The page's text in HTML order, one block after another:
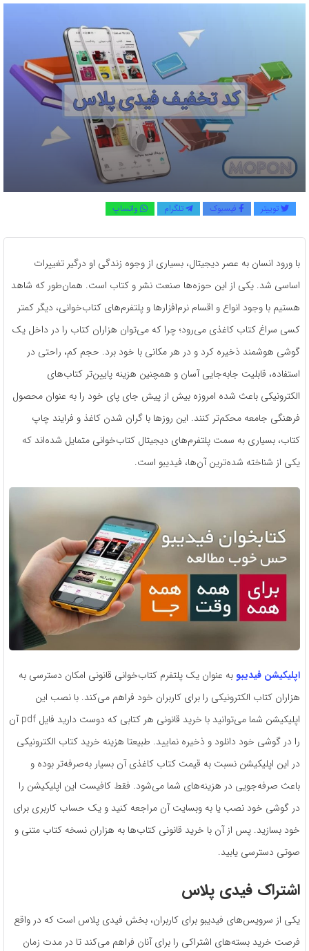
توییتر فیسبوک تلگرام واتساپ
با ورود انسان به عصر دیجیتال، بسیاری از وجوه زندگی او درگیر تغییرات
اساسی شد. یکی از این حوزه‌ها صنعت نشر و کتاب است. همان‌طور که شاهد
هستیم با وجود انواع و اقسام نرم‌افزارها و پلتفرم‌های کتاب‌خوانی، دیگر کمتر
کسی سراغ کتاب کاغذی می‌رود؛ چرا که می‌توان هزاران کتاب را در داخل یک
گوشی هوشمند ذخیره کرد و در هر مکانی با خود برد. حجم کم، راحتی در
استفاده، قابلیت جابه‌جایی آسان و همچنین هزینه پایین‌تر کتاب‌های
الکترونیکی باعث شده امروزه بیش از پیش جای پای خود را به عنوان محصول
فرهنگی جامعه محکم‌تر کنند. این روزها با گران شدن کاغذ و فرایند چاپ
کتاب، بسیاری به سمت پلتفرم‌های دیجیتال کتاب‌خوانی متمایل شده‌اند که
یکی از شناخته شده‌ترین آن‌ها، فیدیبو است.
اپلیکیشن فیدیبوبه عنوان یک پلتفرم کتاب‌خوانی قانونی امکان دسترسی به
هزاران کتاب الکترونیکی را برای کاربران خود فراهم می‌کند. با نصب این
اپلیکیشن شما می‌توانید با خرید قانونی هر کتابی که دوست دارید فایل pdf آن
را در گوشی خود دانلود و ذخیره نمایید. طبیعتا هزینه خرید کتاب الکترونیکی
در این اپلیکیشن نسبت به قیمت کتاب کاغذی آن بسیار به‌صرفه‌تر بوده و
باعث صرفه‌جویی در هزینه‌های شما می‌شود. فقط کافیست این اپلیکیشن را
در گوشی خود نصب یا به وبسایت آن مراجعه کنید و یک حساب کاربری برای
خود بسازید. پس از آن با خرید قانونی کتاب‌ها به هزاران نسخه کتاب متنی و
صوتی دسترسی یابید.
اشتراک فیدی پلاس
یکی از سرویس‌های فیدیبو برای کاربران، بخش فیدی پلاس است که در واقع
فرصت خرید بسته‌های اشتراکی را برای آنان فراهم می‌کند تا در مدت زمان